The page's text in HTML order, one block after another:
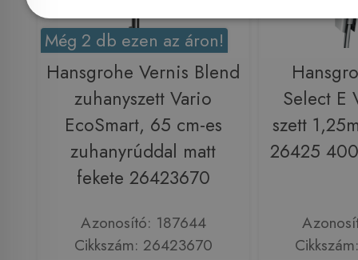
Még 2 db ezen az áron!
Hansgrohe Vernis Blend
zuhanyszett Vario
EcoSmart, 65 cm-es
zuhanyrúddal matt
fekete 26423670
Azonosító: 187644
Cikkszám: 26423670
Select E
szett
26425